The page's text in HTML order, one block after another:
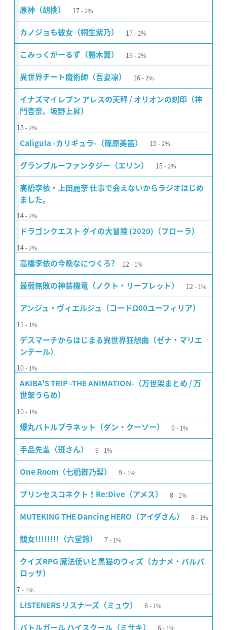
原神（胡桃） 17 2%
カノジョも彼女（桐生紫乃） 17 2%
こみっくがーるず（勝木翼） 16 2%
異世界チート魔術師（吾妻凛） 16 2%
イナズマイレブン アレスの天秤 / オリオンの刻印（神
門杏奈、坂野上昇）
15 2%
Caligula -カリギュラ-（篠原美笛） 15 2%
グランブルーファンタジー（エリン） 15 2%
高橋李依・上田麗奈 仕事で会えないからラジオはじめ
ました。
14 2%
ドラゴンクエスト ダイの大冒険 (2020)（フローラ）
14 2%
高橋李依の今晩なにつくろ? 12 1%
最弱無敗の神装機竜（ノクト・リーフレット） 12 1%
アンジュ・ヴィエルジュ（コードΩ00ユーフィリア）
11 1%
デスマーチからはじまる異世界狂想曲（ゼナ・マリエ
ンテール）
10 1%
AKIBA'S TRIP -THE ANIMATION-（万世架まとめ / 万
世架うらめ）
10 1%
爆丸バトルプラネット（ダン・クーソー） 9 1%
手品先輩（斑さん） 9 1%
One Room（七橋御乃梨） 9 1%
プリンセスコネクト！Re:Dive（アメス） 8 1%
MUTEKING THE Dancing HERO（アイダさん） 8 1%
競女!!!!!!!!（六堂鈴） 7 1%
クイズRPG 魔法使いと黒猫のウィズ（カナメ・バルバ
ロッサ）
7 1%
LISTENERS リスナーズ（ミュウ） 6 1%
バトルガール ハイスクール（ミサキ） 6